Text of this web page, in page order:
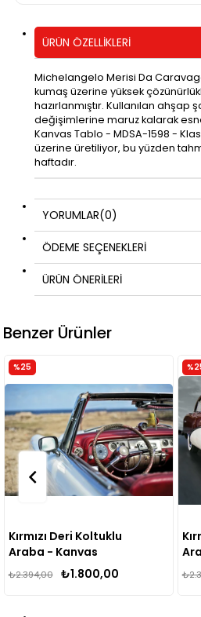
ÜRÜN ÖZELLIKLERI
Michelangelo Merisi Da
kumaş üzerine yüksek
hazırlanmıştır. Kullanılan ahşap
değişimlerine maruz kalarak
Kanvas Tablo - MDSA-1598 -
üzerine üretiliyor, bu yüzden
haftadır.
YORUMLAR(0)
ÖDEME SEÇENEKLERI
ÜRÜN ÖNERILERI
Benzer Ürünler
Kırmızı Deri Koltuklu
Araba - Kanvas
Tablo
₺1.800,00
₺2.394,00
%25